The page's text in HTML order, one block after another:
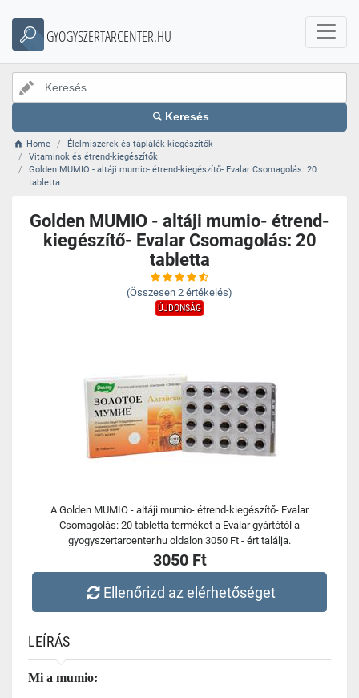
GYOGYSZERTARCENTER.HU
Keresés
Home
Élelmiszerek és táplálék kiegészítők
Vitaminok és étrend-kiegészítők
Golden MUMIO - altáji mumio- étrend-kiegészítő- Evalar Csomagolás: 20
tabletta
Golden MUMIO - altáji mumio- étrend-
kiegészítő- Evalar Csomagolás: 20
tabletta
(Összesen 2 értékelés)
ÚJDONSÁG
A Golden MUMIO - altáji mumio- étrend-kiegészítő- Evalar
Csomagolás: 20 tabletta terméket a Evalar gyártótól a
gyogyszertarcenter.hu oldalon 3050 Ft - ért találja.
3050 Ft
Ellenőrizd az elérhetőséget
LEÍRÁS
Mi a mumio: